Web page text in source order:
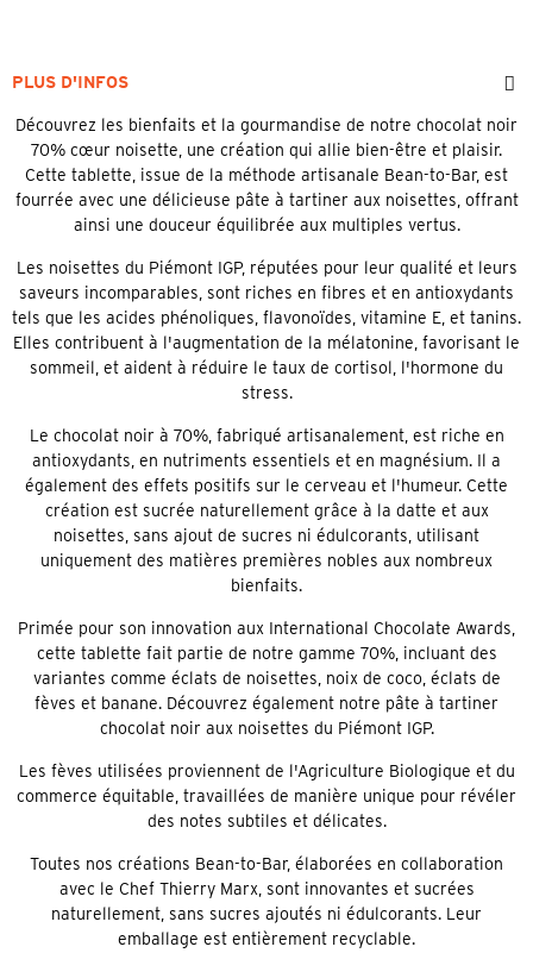
PLUS D'INFOS
Découvrez les bienfaits et la gourmandise de notre chocolat noir
70% cœur noisette, une création qui allie bien-être et plaisir.
Cette tablette, issue de la méthode artisanale Bean-to-Bar, est
fourrée avec une délicieuse pâte à tartiner aux noisettes, offrant
ainsi une douceur équilibrée aux multiples vertus.
Les noisettes du Piémont IGP, réputées pour leur qualité et leurs
saveurs incomparables, sont riches en fibres et en antioxydants
tels que les acides phénoliques, flavonoïdes, vitamine E, et tanins.
Elles contribuent à l'augmentation de la mélatonine, favorisant le
sommeil, et aident à réduire le taux de cortisol, l'hormone du
stress.
Le chocolat noir à 70%, fabriqué artisanalement, est riche en
antioxydants, en nutriments essentiels et en magnésium. Il a
également des effets positifs sur le cerveau et l'humeur. Cette
création est sucrée naturellement grâce à la datte et aux
noisettes, sans ajout de sucres ni édulcorants, utilisant
uniquement des matières premières nobles aux nombreux
bienfaits.
Primée pour son innovation aux International Chocolate Awards,
cette tablette fait partie de notre gamme 70%, incluant des
variantes comme éclats de noisettes, noix de coco, éclats de
fèves et banane. Découvrez également notre pâte à tartiner
chocolat noir aux noisettes du Piémont IGP.
Les fèves utilisées proviennent de l'Agriculture Biologique et du
commerce équitable, travaillées de manière unique pour révéler
des notes subtiles et délicates.
Toutes nos créations Bean-to-Bar, élaborées en collaboration
avec le Chef Thierry Marx, sont innovantes et sucrées
naturellement, sans sucres ajoutés ni édulcorants. Leur
emballage est entièrement recyclable.